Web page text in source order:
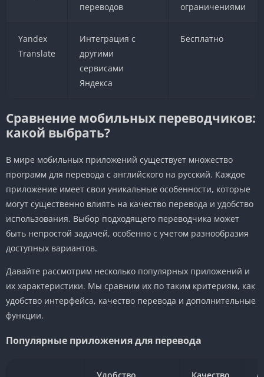
переводов
ограничениями
Yandex
Translate
Интеграция с
другими
сервисами
Яндекса
Бесплатно
Сравнение мобильных переводчиков:
какой выбрать?
В мире мобильных приложений существует множество
программ для перевода с английского на русский. Каждое
приложение имеет свои уникальные особенности, которые
могут существенно влиять на качество перевода и удобство
использования. Выбор подходящего переводчика может
быть непростой задачей, особенно с учетом разнообразия
доступных вариантов.
Давайте рассмотрим несколько популярных приложений и
их характеристики. Мы сравним их по таким критериям, как
удобство интерфейса, качество перевода и дополнительные
функции.
Популярные приложения для перевода
Удобство
Качество